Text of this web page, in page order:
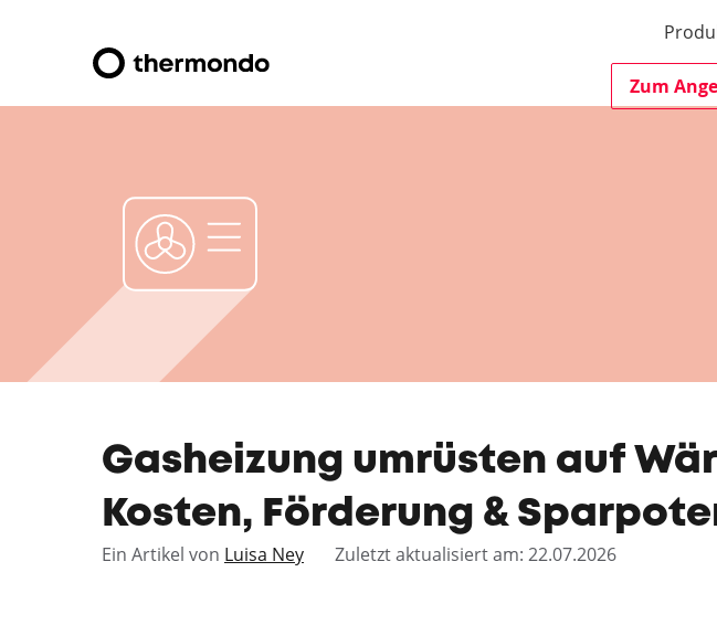
Zum
Gasheizung umrüsten auf
Kosten, Förderung &
Ein Artikel von Luisa Ney Zuletzt aktualisiert am: 22.07.2026